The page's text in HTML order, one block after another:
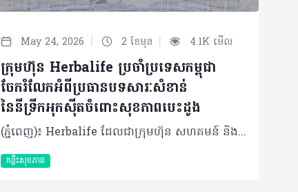
May 24, 2026 | 2 ខែមុន | 4.1K មើល
ក្រុមហ៊ុន Herbalife ប្រចាំប្រទេសកម្ពុជា
ចែករំលែកអំពីប្រធានបទសារៈសំខាន់
នៃនីទ្រីកអុកស៊ីតចំពោះសុខភាពបេះដូង
(ភ្នំពេញ)៖ Herbalife ដែលជាក្រុមហ៊ុន សហគមន៍ និងវេទិកាភ្ជាប់ទំនាក់ទំនងលំដាប់ថ្នាក់ពិភពលោក ផ្នែកសុខភាព និងសុខុមាលភាពបានចែករំលែកអំពីសារៈសំខាន់នៃនីទ្រីកអុកស៊ីតចំពោះសុខភាពបេះដូង និងថាតើអ្វីទៅជាការជំរុញនីទ្រីកអុកស៊ីត? មានកត្តាជាច្រើនក្នុងការរស់នៅឱ្យបានល្អបំផុត ហើយក៏មិនចាំបាច់ពិបាកស្មុគស្មាញអ្វីច្រើននោះដែរ។ មានវិធីសាមញ្ញមួយចំនួនដើម្បីគាំទ្រដល់សុខភាពបេះដូងរបស់អ្នកឱ្យមានសុខភាពល្អគឺ តាមរយៈរបបអាហារត្រឹមត្រូវ ការហាត់ប្រាណឱ្យបានទៀងទាត់ និងការទទួលទានអាហាររូបត្ថម្ភជំនួយ។របបអាហារ និងលំហាត់ប្រាណគឺងាយស្រួល ប៉ុន្តែអាហាររូបត្ថម្ភជំនួយវិញ? វិធីដ៏ល្អបំផុតមួយដើម្បីជួយការពារបេះដូងរបស់អ្នកគឺ តាមរយៈនីទ្រីកអុកស៊ីត ឬ ពាក្យកាត់ NO។ តើនីទ្រីកអុកស៊ីតដំណើរការយ៉ាងដូចម្តេច? នីទ្រីកអុកស៊ីត គឺជាឧស្ម័នដែលកើតឡើងពីធម្មជាតិដែលមាននៅទាំងក្នុង និងក្រៅរាងកាយ។ វាការពារប្រព័ន្ធសរសៃឈាមបេះដូងរបស់អ្នកពីការខូចខាត និងការចុះខ្សោយតាមវ័យ ដោយលើកកម្ពស់ភាពយឺត នៃសរសៃឈាម។ នីទ្រីកអុកស៊ីតជួយឱ្យជញ្ជាំងសរសៃឈាមរបស់អ្នកសម្រាក និងរីកធំ ដើម្បីឱ្យកោសិកាឈាមអាចរត់បានយ៉ាងងាយស្រួល។ ដំណើរការនេះអនុញ្ញាតឱ្យសារធាតុចិញ្ចឹម និងអុកស៊ីហ្សែនត្រូវបានបញ្ជូនទៅកាន់រាងកាយឱ្យកាន់តែមានប្រសិទ្ធភាព។ អត្ថប្រយោជន៍ នៃនីទ្រីកអុកស៊ីត នីទ្រីកអុកស៊ីតត្រូវបានគេហៅថាជា "Miracle Molecule" ឬ “ម៉ូលេគុលអស្ចារ្យ” ដោយសារតែអត្ថប្រយោជន៍ជាច្រើនដែលវាមាន។ ផ្អែកលើការសិក្សាមួយដែលបានចុះផ្សាយក្នុងទស្សនាវដ្តីវេជ្ជសាស្ត្រ The Journal of Preventive Medicine and Hygiene បានបង្ហាញឱ្យឃើញពីអត្ថប្រយោជន៍របស់នីទ្រីកអុកស៊ីតដូចខាងក្រោម៖ • ជួយគាំទ្រដល់ដំណើរការបេះដូង • រក្សាសរសៃឈាមឱ្យមានភាពបត់បែន • ធ្វើឱ្យលំហូរឈាមប្រសើរឡើង • គាំទ្រដល់គ្រប់កោសិកាទាំងអស់នៅក្នុងរាងកាយរបស់អ្នក • ជំរុញមុខងារបេះដូង ខួរក្បាល និងសរីរាង្គផ្សេងៗទៀតផងដែរ ការធ្វើឱ្យលំហូរឈាម និងការចរាចរឈាមប្រសើរឡើង នឹងជួយសម្រាលបន្ទុកការងាររបស់បេះដូង។ បេះដូងតែងតែច្របាច់បញ្ជូនកោសិកាឈាមផ្តល់​ថាមពលដល់គ្រប់សាច់ដុំ និងសរីរាង្គក្នុងរាងកាយ។ នីទ្រីកអុកស៊ីតជួយឱ្យសរសៃឈាមសម្រាក អនុញ្ញាតិឱ្យកោសិកាទាំងអស់អាចធ្វើចលនា និងរក្សាសម្ពាធឈាមឱ្យស្ថិតក្នុងកម្រិតដែលមានសុខភាពល្អ។ ការផលិតនីទ្រីកអុកស៊ីត រាងកាយផលិតនីទ្រីកអុកស៊ីតដោយធម្មជាតិក្នុងកំឡុងពេលរំលាយអាហារនៅពេលដែលប្រូតេអ៊ីនត្រូវបានបំបែកទៅជាអាស៊ីតអាមីណូដូចជា L-arginine និង L-citrulline។ នៅពេលដែលសារធាតុ L-arginine ត្រូវបានស្រូបចូលទៅក្នុងកោសិកាដែលនៅតាមជញ្ជាំងសរសៃឈាមរបស់អ្នក វានឹងបំប្លែងទៅជានីទ្រីកអុកស៊ីត (NO)។ L-citrulline គឺជាផលដែលកើតចេញពីការបំប្លែងនោះ ហើយវាដើរតួអ្នកជាការបន្ថែមថាមពល ប៉ុន្តែឥទ្ធិពលវាគឺមានរយៈពេលខ្លី។ នីទ្រីកអុកស៊ីតត្រូវបានបំផ្លាញចោលដោយសារម៉ូលេគុលអុកស៊ីហ្សែនសកម្មក្នុងរយៈពេលតែមួយវិនាទីប៉ុណ្ណោះ បន្ទាប់ពីការផលិត។ ការការពារកម្រិតនីទ្រីកអុកស៊ីត សារធាតុប្រឆាំងអុកស៊ីតកម្ម គឺជាវិធីមួយដើម្បីការពារកម្រិតនីទ្រីកអុកស៊ីតនៅក្នុងរាងកាយរបស់អ្នក។ សារធាតុប្រឆាំងអុកស៊ីតកម្មទាំងនេះជួយឱ្យរាងកាយស្រូបយកម៉ូលេគុលអុកស៊ីហ្សែនសកម្ម មុនពេលពួកវាអាចបង្កៃការខូចខាតណាមួយដល់នីទ្រីកអុកស៊ីត។ តាមរយៈការទទួលទានវីតាមីន C និង E រួមគ្នាជាមួយអាស៊ីត alpha lipoic អ្នកអាចជួយបង្កើតរបាំងការពារសម្រាប់នីទ្រីកអុកស៊ីតបាន។ បន្ទាប់ពីអាយុ ៣០ ឆ្នាំឡើង បរិមាណនីទ្រីកអុកស៊ីតដែលផលិតដោយធម្មជាតិក្នុងរាងកាយចាប់ផ្តើមថយចុះ។ ដូច្នោះហើយទើបវាជាការចាំបាច់ក្នុងជួយការពារ និងជម្រុះការបន្ថែមការផលិត NO ដើម្បីគាំទ្រដល់ប្រព័ន្ធសរសៃឈាមបេះដូងឱ្យមានសុខភាពល្អ។ ការជម្រុញនីទ្រីកអុកស៊ីត ដើម្បីជំរុញការផលិតនីទ្រីកអុកស៊ីតក្នុងរាងកាយ មានរឿងមួយចំនួនដែលអ្នកអាចធ្វើបានជារៀងរាល់ថ្ងៃ។ ជាទូទៅ វាអាស្រ័យលើរបបអាហារ ការហាត់ប្រាណ និងការទទួលទានអាហារូបត្ថម្ភដើម្បីជួយបំពេញបន្ថែម។ ចំពោះអាហារូបត្ថម្ភ អ្នកគួរទទួលទានអាហារដែលសម្បូរសារធាតុចិញ្ចឹមរួមមាន៖ • ប្រូតេអ៊ីនដែលមានគុណភាពខ្ពស់ដូចជាសណ្តែកសៀង សាច់ គ្រាប់ធញ្ញជាតិ ទឹកដោះគោ និងអាហារក្រឡុកប្រូតេអ៊ីន • បន្លែដែលមានសារធាតុនីត្រាតខ្ពស់ដូចជា គិនឆាយ សាឡាត់ មើមឆៃថាវក្រហម ស្ពៃពួយឡេង និងអាហារបំប៉នបន្លែបៃតង ក៏ជាជម្រើសដ៏ល្អដែរ • អាស៊ីតខ្លាញ់អូមេហ្គា ៣ ក៏ជួយកាត់បន្ថយការរលាកក្នុងរាងកាយផងដែរ របបអាហារដែលមានតុល្យភាពមិនមែនជាវិធីតែមួយគត់ដើម្បីបង្កើនកម្រិតនីទ្រីកអុកស៊ីតរបស់អ្នកនោះទេ។ វាក៏សំខាន់ផងដែរក្នុងការផ្តោតលើសុខុមាលភាពទូទៅរបស់អ្នកដូចជា៖ • ធានាថាអ្នកបានរក្សាជាតិទឹកបានគ្រប់គ្រាន់ • គេងឱ្យបានគ្រប់គ្រាន់ • និងបង្កើនសកម្មភាពរាងកាយ ការហាត់ប្រាណគឺជាចំណុចសំខាន់មួយ ព្រោះការផលិតនីទ្រីកអុកស៊ីតកើនឡើងយ៉ាងខ្លាំងក្នុងកំឡុងពេលធ្វើសកម្មភាពរាងកាយគ្រប់កម្រិត។ មិនថាការដើរ រត់ ជិះកង់ ហែលទឹក ឬសូម្បីតែការឡើងជណ្តើរ សុទ្ធតែជួយទ្រទ្រង់កម្រិត NO និងរបៀបរស់នៅដែលមានសុខភាពល្អទាំងអស់។ ការប្រើប្រាស់អាហារូបត្ថម្ភជំនួយ ក៏ជាកត្តាសំខាន់ផងដែរ ព្រោះសូម្បីតែរបបអាហារដែលមានតុល្យភាពបំផុតក៏នៅតែមានចន្លោះខ្វះខាតសារធាតុចិញ្ចឹមដែរ។ ដូច្នោះហើយអាហារូបត្ថម្ភជំនួយដូចជា អាហារក្រឡុកប្រូតេអ៊ីន អាហារូបត្ថម្ភជំនួយបន្លែបៃតង និងអូមេហ្គា ៣ គឺអាចជួយបំពេញចន្លោះខ្វះខាតបានយ៉ាងច្រើន។ សម្រាប់ការគាំទ្រកម្រិតនីទ្រីកអុកស៊ីត អាស៊ីតអាមីណូដូចជា L-arginine និង L-citrulline វីតាមីន C និង E អាស៊ីត alpha lipoic និងអាស៊ីតហ្វូលិក គឺពិតជាត្រូវការចាំបាច់។ ផលិតផល Herbalife® Vitality Amino Drink មានផ្ទុកនូវគ្រឿងផ្សំទាំងអស់នេះ និងជាជម្រើសដ៏ល្អសម្រាប់គាំទ្រដល់សុខភាពសរសៃឈាមបេះដូងរបស់អ្នក។ Vitality Amino Drink រួមបញ្ចូលគ្នានូវអាស៊ីតអាមីណូ និងសារធាតុប្រឆាំងអុកស៊ីតកម្មដែលចាំបាច់ដើម្បីគាំទ្រដល់ការផលិត និងរក្សាកម្រិត NO ដើម្បីរក្សាសរសៃឈាមឱ្យមានភាពបត់បែន។ ផលិតផល Herbalife24® Rebuild Strength ក៏ជាជម្រើសដ៏ល្អមួយទៀតដែលជួយបង្កើនកម្រិត NO ក្នុងរាងកាយរបស់អ្នក។ នៅពេលទទួលទានមុនពេលហាត់ប្រាណ វាជួយគាំទ្រដល់លំហូរឈាម និងធ្វើឱ្យសមត្ថភាពកីឡា និងភាពធន់ប្រសើរឡើង។ ការរក្សាកម្រិតនីទ្រីកអុកស៊ីតឱ្យបានខ្ពស់ គឺជាគន្លឹះសម្រាប់សុខភាពរាងកាយ និងបេះដូង ។ អ្នកអាចជួយឱ្យបេះដូងមានសុខភាពល្អទៅតាមវ័យ តាមរយៈការរក្សាភាពបត់បែននៃសរសៃឈាម និងការកែលម្អលំហូរឈាមក្នុងរាងកាយ ជាមួយនឹងសារធាតុ L-arginine និង L-citrulline ដែលមាននៅក្នុងផលិតផល Vitality Amino Drink ។ ការផ្ដោតលើរបបអាហារដែលមានតុល្យភាព ការហាត់ប្រាណឱ្យបានទៀងទាត់ និងការទទួលបានកម្រិត NO ឱ្យបានគ្រប់គ្រាន់ គឺជាគន្លឹះក្នុងការគាំទ្រដល់សុខភាពបេះដូង និងការរស់នៅឱ្យបានល្អបំផុត។ អំពីក្រុមហ៊ុន Herbalife ក្រុមហ៊ុន Herbalife (NYSE: HLF) គឺជាក្រុមហ៊ុនសុខភាព និងសុខុមាលភាពឈានមុខគេ និងជាសហគមន៍ដែលកំពុងផ្លាស់ប្តូរជីវិតរបស់មនុស្សជាមួយនឹងផលិតផលអាហារូបត្ថម្ភដ៏អស្ចារ្យ និងជាឱកាសអាជីវកម្មសម្រាប់សមាជិកឯករាជ្យរបស់ខ្លួនចាប់តាំងពីឆ្នាំ 1980។ ក្រុមហ៊ុនផ្តល់ជូននូវផលិតផលដែលគាំទ្រដោយវិទ្យាសាស្រ្តដល់អ្នកប្រើប្រាស់នៅក្នុងទីផ្សារជាង 90។ តាមរយៈសមាជិកឯករាជ្យដែលផ្តល់ជូននូវការបណ្តុះបណ្តាល​មួយទល់មួយ និងផ្តល់ការគាំទ្រសហគមន៍ដោយបំផុសគំនិតឱ្យអតិថិជនប្រកាន់ខ្ជាប់នូវរបៀបរស់នៅដែលមានភាពសកម្ម។
គន្លឹះសុខភាព